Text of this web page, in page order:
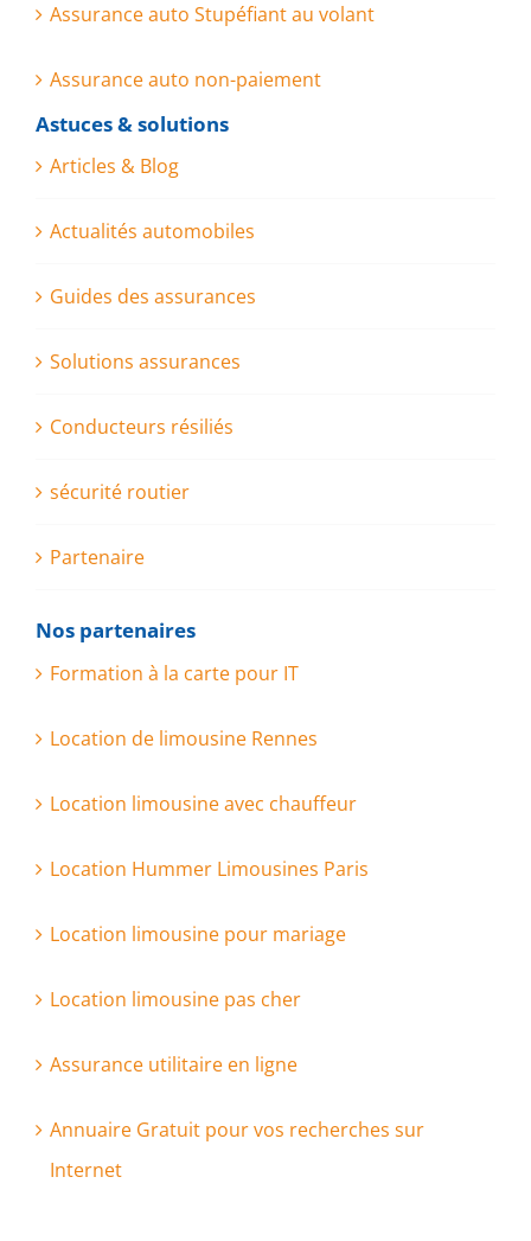
Assurance auto Stupéfiant au volant
Assurance auto non-paiement
Astuces & solutions
Articles & Blog
Actualités automobiles
Guides des assurances
Solutions assurances
Conducteurs résiliés
sécurité routier
Partenaire
Nos partenaires
Formation à la carte pour IT
Location de limousine Rennes
Location limousine avec chauffeur
Location Hummer Limousines Paris
Location limousine pour mariage
Location limousine pas cher
Assurance utilitaire en ligne
Annuaire Gratuit pour vos recherches sur
Internet